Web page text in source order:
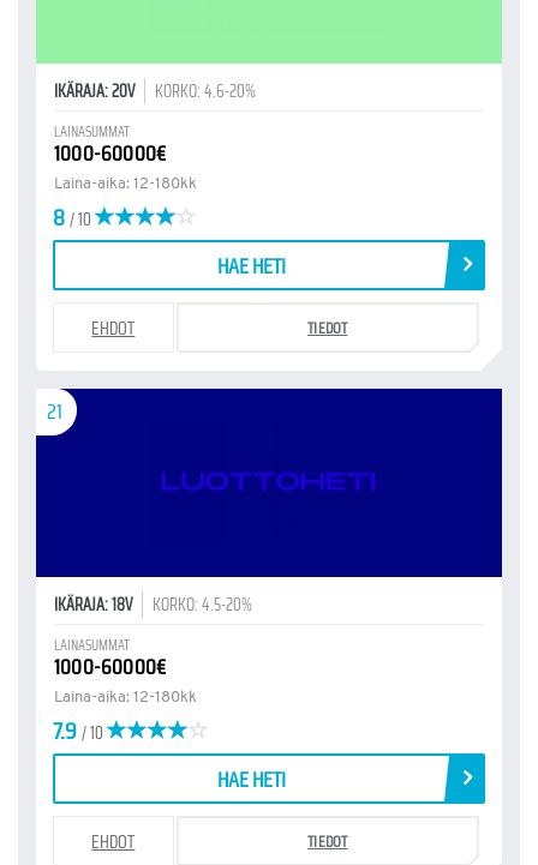
IKÄRAJA: 20V KORKO: 4.6-20%
LAINASUMMAT
1000-60000€
Laina-aika: 12-180kk
8/ 10
HAE HETI
EHDOT TIEDOT
21
IKÄRAJA: 18V KORKO: 4.5-20%
LAINASUMMAT
1000-60000€
Laina-aika: 12-180kk
7.9/ 10
HAE HETI
EHDOT TIEDOT